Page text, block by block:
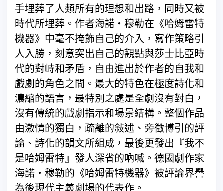
手埋葬了人類所有的理想和出路，同時又被
時代所埋葬。作者海諾‧穆勒在《哈姆雷特
機器》中毫不掩飾自己的介入，寫作策略引
人入勝，刻意突出自己的觀點與莎士比亞時
代的對峙和矛盾，自由進出於作者的自我和
戲劇的角色之間。最大的特色在極度詩化和
濃縮的語言，最特別之處是全劇沒有對白，
沒有傳統的戲劇指示和場景結構。整個作品
由激情的獨白，疏離的敍述、旁徵博引的評
論、詩化的韻文所組成，最後更發出『我不
是哈姆雷特』發人深省的吶喊。德國劇作家
海諾‧穆勒的《哈姆雷特機器》被評論界譽
為後現代主義劇場的代表作。